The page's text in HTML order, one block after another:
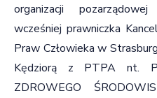
organizacji
wcześniej prawniczka
Praw Człowieka w
Kędziorą z PTPA nt.
ZDROWEGO